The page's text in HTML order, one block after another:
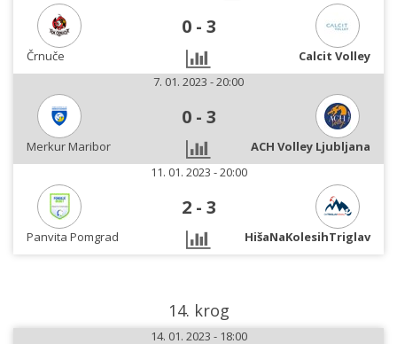
0 - 3
Črnuče
Calcit Volley
7. 01. 2023 - 20:00
0 - 3
Merkur Maribor
ACH Volley Ljubljana
11. 01. 2023 - 20:00
2 - 3
Panvita Pomgrad HišaNaKolesihTriglav
14. krog
14. 01. 2023 - 18:00